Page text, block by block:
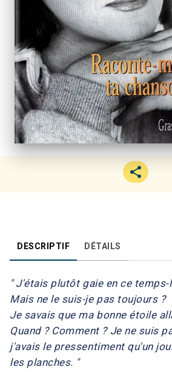
DESCRIPTIF DÉTAILS
" J'étais plutôt gaie en ce temps-
Mais ne le suis-je pas toujours ?
Je savais que ma bonne étoile
Quand ? Comment ? Je ne suis
j'avais le pressentiment qu'un
les planches. "